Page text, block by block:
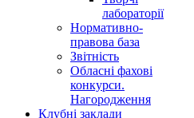
лабораторії
Нормативно-
правова база
Звітність
Обласні фахові
конкурси.
Нагородження
Клубні заклади